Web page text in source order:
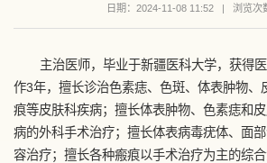
日期：2024-11-08 11:52| 浏览次
主治医师，毕业于新疆医科大学，获得
作3年，擅长诊治色素痣、色斑、体表肿物、
痕等皮肤科疾病；擅长体表肿物、色素痣和
病的外科手术治疗；擅长体表病毒疣体、面
容治疗；擅长各种瘢痕以手术治疗为主的综合